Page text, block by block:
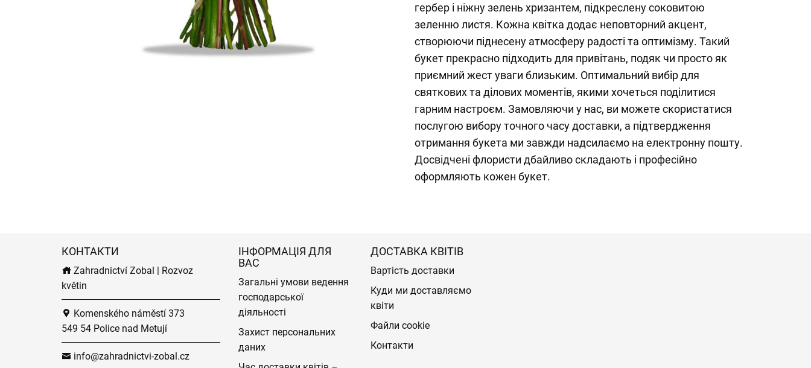
гербер і ніжну зелень хризантем, підкреслену соковитою
зеленню листя. Кожна квітка додає неповторний акцент,
створюючи піднесену атмосферу радості та оптимізму. Такий
букет прекрасно підходить для привітань, подяк чи просто як
приємний жест уваги близьким. Оптимальний вибір для
святкових та ділових моментів, якими хочеться поділитися
гарним настроєм. Замовляючи у нас, ви можете скористатися
послугою вибору точного часу доставки, а підтвердження
отримання букета ми завжди надсилаємо на електронну пошту.
Досвідчені флористи дбайливо складають і професійно
оформляють кожен букет.
КОНТАКТИ
Zahradnictví Zobal | Rozvoz
květin
Komenského náměstí 373
549 54 Police nad Metují
info@zahradnictvi-zobal.cz
ІНФОРМАЦІЯ ДЛЯ
ВАС
Загальні умови ведення
господарської
діяльності
Захист персональних
даних
ДОСТАВКА КВІТІВ
Вартість доставки
Куди ми доставляємо
квіти
Файли cookie
Контакти